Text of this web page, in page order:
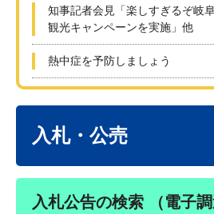
知事記者会見「楽しすぎるぞ岐
観光キャンペーンを実施」他
熱中症を予防しましょう
入札・公売
入札公告の検索 （電子調